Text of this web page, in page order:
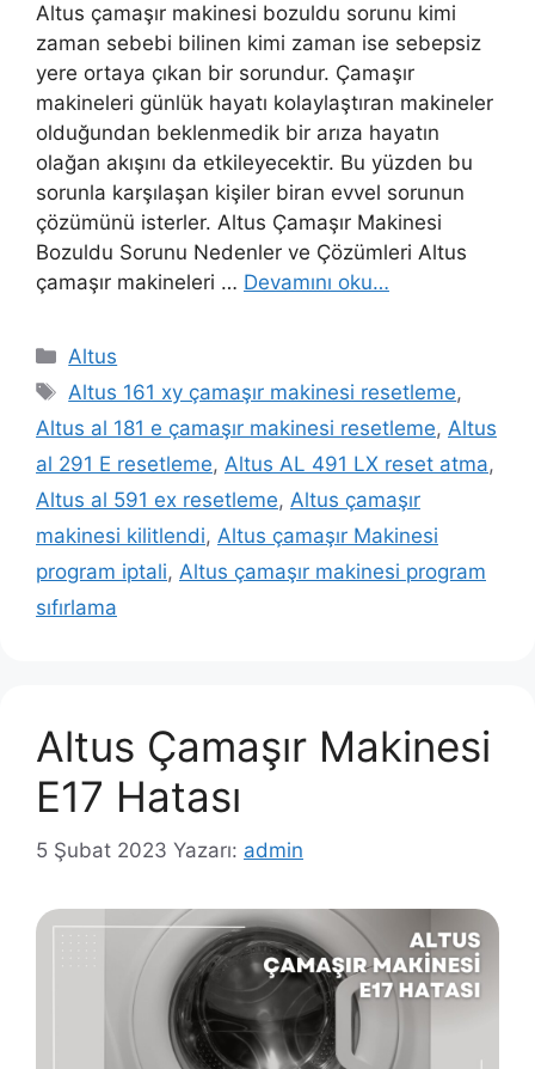
Altus çamaşır makinesi bozuldu sorunu kimi
zaman sebebi bilinen kimi zaman ise sebepsiz
yere ortaya çıkan bir sorundur. Çamaşır
makineleri günlük hayatı kolaylaştıran makineler
olduğundan beklenmedik bir arıza hayatın
olağan akışını da etkileyecektir. Bu yüzden bu
sorunla karşılaşan kişiler biran evvel sorunun
çözümünü isterler. Altus Çamaşır Makinesi
Bozuldu Sorunu Nedenler ve Çözümleri Altus
çamaşır makineleri … Devamını oku…
Kategoriler
Altus
Etiketler
Altus 161 xy çamaşır makinesi resetleme,
Altus al 181 e çamaşır makinesi resetleme, Altus
al 291 E resetleme, Altus AL 491 LX reset atma,
Altus al 591 ex resetleme, Altus çamaşır
makinesi kilitlendi, Altus çamaşır Makinesi
program iptali, Altus çamaşır makinesi program
sıfırlama
Altus Çamaşır Makinesi
E17 Hatası
5 Şubat 2023 Yazarı: admin